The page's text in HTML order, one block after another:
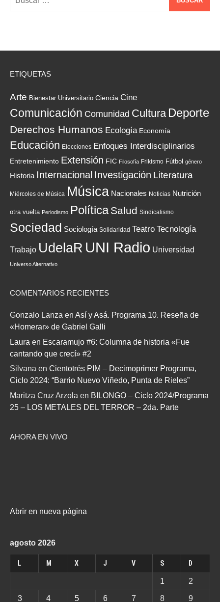
ETIQUETAS
Arte Bienestar Universitario Ciencia Cine
Comunicación Comunidad Cultura Deporte
Derechos Humanos Ecología Economía
Educación Elecciones Enfoques Interdisciplinarios
Entretenimiento Extensión FIC Filosofía Frikismo Fútbol género
Historia Internacional Investigación Literatura
Miércoles de Música Música Nacionales Noticias Nutrición
otra vuelta Periodismo Política Salud Sindicalismo
Sociedad Sociología Solidaridad Teatro Tecnología
Trabajo UdelaR UNI Radio Universidad
Universo Alternativo
COMENTARIOS RECIENTES
Gonzalo Lanza en Así y Asá. Programa 10. Reseña de
«Homerar» de Gabriel Galli
Laura en Escaramujo #6: Columna de historia «Fue
cantando que crecí» #2
Silvana en Cientotrés PIM – Decimoprimer Programa,
Ciclo 2024: “Barrio Nuevo Viñedo, Punta de Rieles”
Maritza Cruz Arzola en BILONGO – Ciclo 2024/Programa
25 – LOS METALES DEL TERROR – 2da. Parte
AHORA EN VIVO
Abrir en nueva página
agosto 2026
L M X J V S D
1 2
3 4 5 6 7 8 9